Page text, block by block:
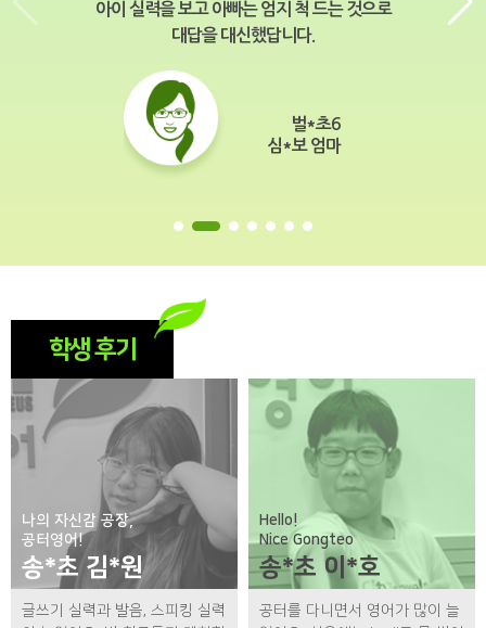
아이 실력을 보고 아빠는 엄지 척 드는 것으로
대답을 대신했답니다.
벌*초6
심*보 엄마
학생 후기
나의 자신감 공장,
공터영어!
송*초 김*원
글쓰기 실력과 발음, 스피킹 실력
Hello!
Nice Gongteo
송*초 이*호
공터를 다니면서 영어가 많이 늘